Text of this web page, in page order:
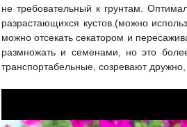
не требовательный к грунтам.
разрастающихся кустов.(можно
можно отсекать секатором и
размножать и семенами, но это
транспортабельные, созревают